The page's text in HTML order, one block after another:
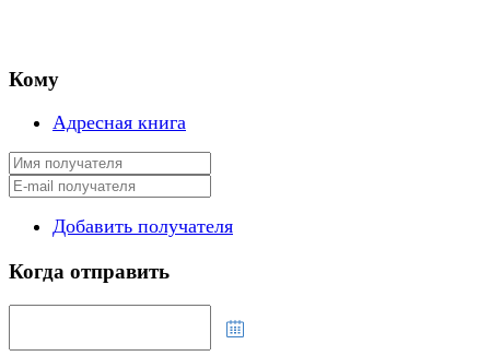
Кому
Адресная книга
Добавить получателя
Когда отправить